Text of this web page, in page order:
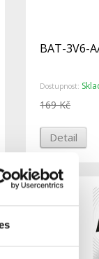
BAT-3V6-
Dostupnost:
169 Kč
Detail